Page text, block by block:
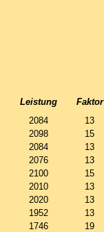
Leistung Faktor
2084 13
2098 15
2084 13
2076 13
2100 15
2010 13
2020 13
1952 13
1746 19